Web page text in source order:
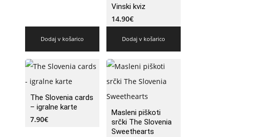
Dodaj v košarico
Vinski kviz
14.90€
Dodaj v košarico
The Slovenia cards
– igralne karte
7.90€
Masleni piškoti
srčki The Slovenia
Sweethearts